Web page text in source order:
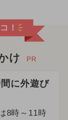
！
け PR
に外遊び
8時～11時